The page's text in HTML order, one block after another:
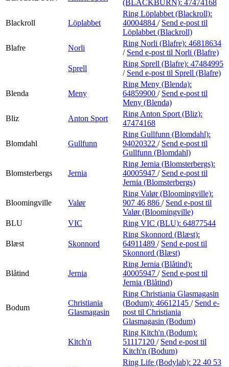
(BLACKBURN): 47474168
Blackroll Löplabbet
Ring Löplabbet (Blackroll):
40004884 / Send e-post til
Löplabbet (Blackroll)
Blafre
Norli
Ring Norli (Blafre): 46818634
/ Send e-post til Norli (Blafre)
Sprell
Ring Sprell (Blafre): 47484995
/ Send e-post til Sprell (Blafre)
Blenda Meny
Ring Meny (Blenda):
64859900 / Send e-post til
Meny (Blenda)
Bliz
Anton Sport
Ring Anton Sport (Bliz):
47474168
Blomdahl Gullfunn
Ring Gullfunn (Blomdahl):
94020322 / Send e-post til
Gullfunn (Blomdahl)
Blomsterbergs Jernia
Ring Jernia (Blomsterbergs):
40005947 / Send e-post til
Jernia (Blomsterbergs)
Bloomingville Valør
Ring Valør (Bloomingville):
907 46 886 / Send e-post til
Valør (Bloomingville)
BLU
VIC Ring VIC (BLU): 64877544
Blæst Skonnord
Ring Skonnord (Blæst):
64911489 / Send e-post til
Skonnord (Blæst)
Blåtind Jernia
Ring Jernia (Blåtind):
40005947 / Send e-post til
Jernia (Blåtind)
Bodum
Christiania
Glasmagasin
Ring Christiania Glasmagasin
(Bodum): 46612145 / Send e-
post til Christiania
Glasmagasin (Bodum)
Kitch'n
Ring Kitch'n (Bodum):
51117120 / Send e-post til
Kitch'n (Bodum)
Ring Life (Bodylab): 22 40 53